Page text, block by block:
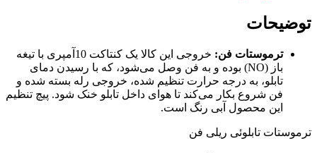
توضیحات
ترموستات فن:
خروجی این کالا یک کنتاکت 10آمپری با تیغه
باز (NO) بوده و به فن وصل می‌شود، که با رسیدن دمای
تابلو، به درجه حرارت تنظیم شده، خروجی رله بسته شده و
فن شروع بکار می‌کند تا هوای داخل تابلو خنک شود. پیچ تنظیم
این محصول آبی رنگ است.
ترموستات تابلوئی ریلی فن